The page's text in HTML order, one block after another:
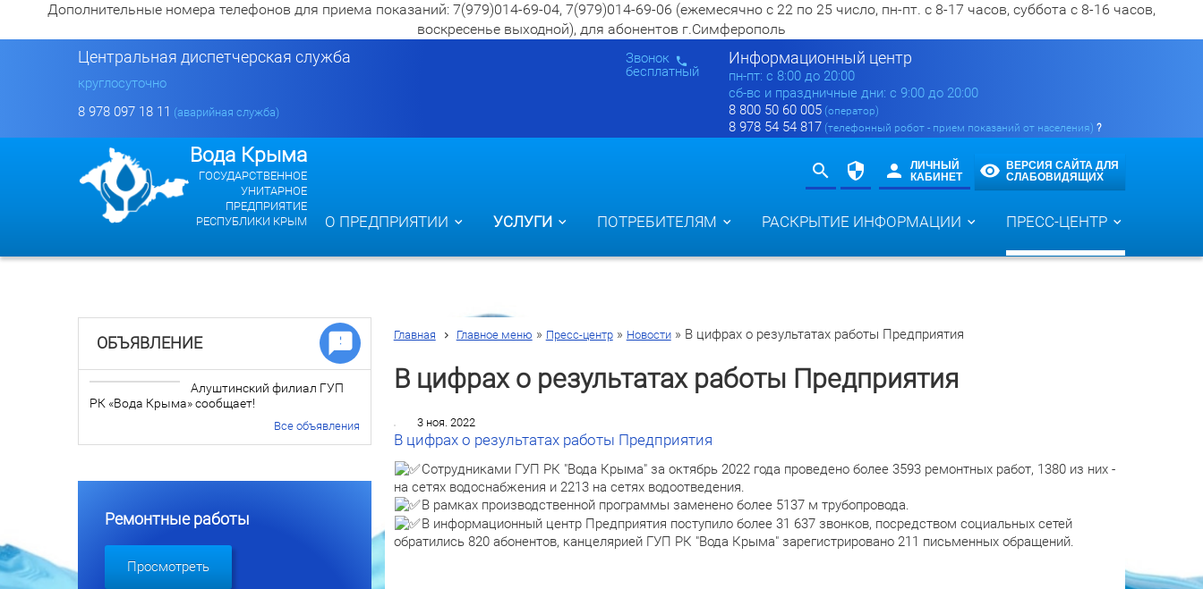
Дополнительные номера телефонов для приема показаний: 7(979)014-69-04, 7(979)014-69-06 (ежемесячно с 22 по 25 число, пн-пт. с 8-17 часов, суббота с 8-16 часов,
воскресенье выходной), для абонентов г.Симферополь
Информационный центр
пн-пт: c 8:00 до 20:00
сб-вс и праздничные дни: с 9:00 до 20:00
8 800 50 60 005 (оператор)
8 978 54 54 817 (телефонный робот - прием показаний от населения) ?
Звонок
бесплатный
Центральная диспетчерская служба
круглосуточно
8 978 097 18 11 (аварийная служба)
Вода Крыма
ГОСУДАРСТВЕННОЕ
УНИТАРНОЕ
ПРЕДПРИЯТИЕ
РЕСПУБЛИКИ КРЫМ
ЛИЧНЫЙ
КАБИНЕТ
ВЕРСИЯ САЙТА ДЛЯ
СЛАБОВИДЯЩИХ
О ПРЕДПРИЯТИИ УСЛУГИ ПОТРЕБИТЕЛЯМ РАСКРЫТИЕ ИНФОРМАЦИИ ПРЕСС-ЦЕНТР
Главная Главное меню » Пресс-центр» Новости» В цифрах о результатах работы Предприятия
В цифрах о результатах работы Предприятия
3 ноя. 2022
В цифрах о результатах работы Предприятия
Сотрудниками ГУП РК "Вода Крыма" за октябрь 2022 года проведено более 3593 ремонтных работ, 1380 из них -
на сетях водоснабжения и 2213 на сетях водоотведения.
В рамках производственной программы заменено более 5137 м трубопровода.
В информационный центр Предприятия поступило более 31 637 звонков, посредством социальных сетей
обратились 820 абонентов, канцелярией ГУП РК "Вода Крыма" зарегистрировано 211 письменных обращений.
ОБЪЯВЛЕНИЕ
Алуштинский филиал ГУП
РК «Вода Крыма» сообщает!
Все объявления
Ремонтные работы
Просмотреть